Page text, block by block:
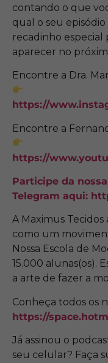
contando o que
qual o seu
recadinho especial
aparecer no
Encontre a Dra.
https://
Encontre a
https://
Participe da
Telegram aqui:
A Maximus
como um
Nossa Escola de
15.000 alunas(os).
a arte de fazer a
Conheça todos os
https://
Já assinou o
seu celular? Faça